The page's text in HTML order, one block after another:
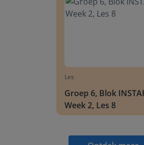
Les
Groep 6, Blok
Week 2, Les 8